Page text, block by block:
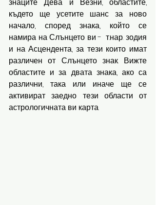
знаците Дева и Везни, областите,
където ще усетите шанс за ново
начало, според знака, който се
намира на Слънцето ви -  т.нар. зодия
и на Асцендента, за тези които имат
различен от Слънцето знак. Вижте
областите и за двата знака, ако са
различни, така или иначе ще се
активират заедно тези области от
астрологичната ви карта.